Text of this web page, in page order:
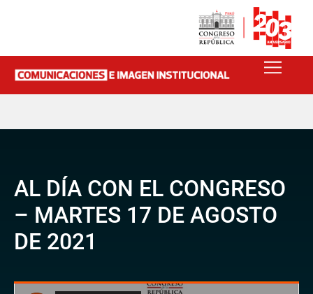
AL DÍA CON EL CONGRESO
– MARTES 17 DE AGOSTO
DE 2021